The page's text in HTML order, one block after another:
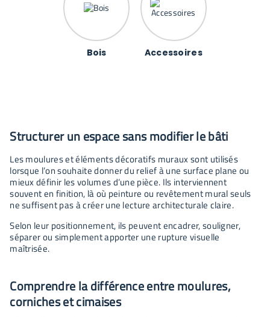
Bois Accessoires
Structurer un espace sans modifier le bâti
Les moulures et éléments décoratifs muraux sont utilisés
lorsque l’on souhaite donner du relief à une surface plane ou
mieux définir les volumes d’une pièce. Ils interviennent
souvent en finition, là où peinture ou revêtement mural seuls
ne suffisent pas à créer une lecture architecturale claire.
Selon leur positionnement, ils peuvent encadrer, souligner,
séparer ou simplement apporter une rupture visuelle
maîtrisée.
Comprendre la différence entre moulures,
corniches et cimaises